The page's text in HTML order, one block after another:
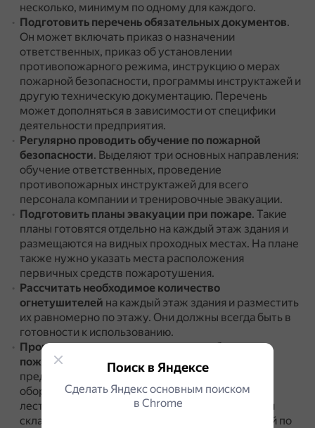
несколько, минимум по одному для каждого.
Подготовить перечень обязательных документов.
Он может включать приказ о назначении
ответственных, приказ об установлении
противопожарного режима, инструкцию о мерах
пожарной безопасности, программы инструктажей и
другую техническую документацию. Перечень
может дополняться в зависимости от специфики
деятельности предприятия.
Регулярно проводить обучение по пожарной
безопасности. Выделяют три основных направления:
обучение ответственных, проведение
противопожарных инструктажей для всего
персонала компании и тренировочные эвакуации.
Подготовить планы эвакуации при пожаре. Такие
планы готовятся отдельно на каждый этаж здания и
размещаются на видных проходных местах. На плане
также нужно указать места расположения
первичных средств пожаротушения.
Рассчитать необходимое количество
огнетушителей на каждый этаж здания и разместить
их равномерно по этажу. Они должны всегда быть в
готовности к использованию.
Проводить регулярную проверку соблюдения
пожарной безопасностина территории
предприятия.
Она заключается в контроле
оборудования, состояния наружных пожарных
лестниц, наличия на дверях производственных и
складских помещений обозначений их категорий по
Поиск в Яндексе
Сделать Яндекс основным поиском
в Сhrome